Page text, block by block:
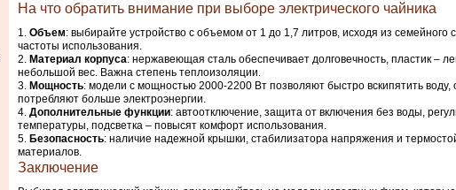
На что обратить внимание при выборе электрического чайника
Объем: выбирайте устройство с объемом от 1 до 1,7 литров, исходя из семейного
частоты использования.
Материал корпуса: нержавеющая сталь обеспечивает долговечность, пластик –
небольшой вес. Важна степень теплоизоляции.
Мощность: модели с мощностью 2000-2200 Вт позволяют быстро вскипятить воду,
потребляют больше электроэнергии.
Дополнительные функции: автоотключение, защита от включения без воды,
температуры, подсветка – повысят комфорт использования.
Безопасность: наличие надежной крышки, стабилизатора напряжения и
материалов.
Заключение